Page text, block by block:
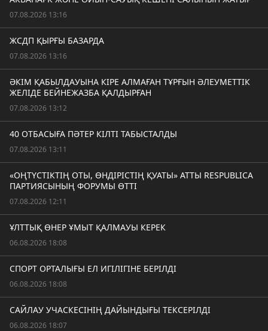
07.08.2026 13:16
ЖСДП ҚЫРҒЫ БАЗАРДА
07.08.2026 13:16
ӘКІМ ҚАБЫЛДАУЫНА КІРЕ АЛМАҒАН ТҰРҒЫН ӘЛЕУМЕТТІК
ЖЕЛІДЕ БЕЙНЕЖАЗБА ҚАЛДЫРҒАН
07.08.2026 13:12
40 ОТБАСЫҒА ПӘТЕР КІЛТІ ТАБЫСТАЛДЫ
07.08.2026 13:11
«ОҢТҮСТІКТІҢ ОТЫ, ӨНДІРІСТІҢ ҚУАТЫ» АТТЫ RESPUBLICA
ПАРТИЯСЫНЫҢ ФОРУМЫ ӨТТІ
07.08.2026 12:11
ҰЛТТЫҚ ӨНЕР ҰМЫТ ҚАЛМАУЫ КЕРЕК
06.08.2026 18:08
СПОРТ ОРТАЛЫҒЫ ЕЛ ИГІЛІГІНЕ БЕРІЛДІ
06.08.2026 18:08
САЙЛАУ УЧАСКЕСІНІҢ ДАЙЫНДЫҒЫ ТЕКСЕРІЛДІ
06.08.2026 18:07